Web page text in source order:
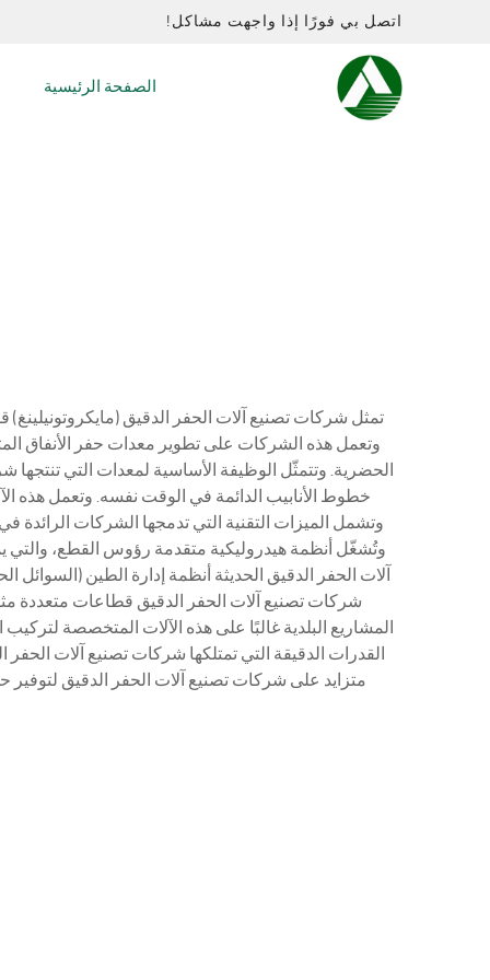
اتصل بي فورًا إذا واجهت مشاكل!
الصفحة الرئيسية
تمثل شركات تصنيع آلات الحفر الدقيق
الحضرية. وتتمثّل الوظيفة الأساسية لمعدات التي
خطوط الأنابيب الدائمة في الوقت نفسه. وتعمل هذه
وتشمل الميزات التقنية التي تدمجها الشركات الرائدة
وتُشغّل أنظمة هيدروليكية متقدمة رؤوس القطع، والتي
آلات الحفر الدقيق الحديثة أنظمة إدارة الطين
شركات تصنيع آلات الحفر الدقيق قطاعات متعددة مثل
المشاريع البلدية غالبًا على هذه الآلات المتخصصة
القدرات الدقيقة التي تمتلكها شركات تصنيع آلات
متزايد على شركات تصنيع آلات الحفر الدقيق